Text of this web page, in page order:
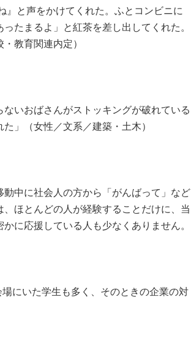
』と声をかけてくれた。ふとコンビニに
たまるよ」と紅茶を差し出してくれた。
教育関連内定）
いおばさんがストッキングが破れている
」（女性／文系／建築・土木）
中に社会人の方から「がんばって」など
ほとんどの人が経験することだけに、当
に応援している人も少なくありません。
にいた学生も多く、そのときの企業の対